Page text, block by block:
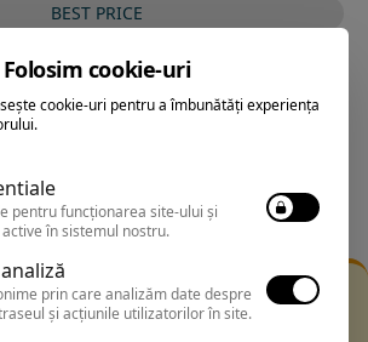
BEST PRICE
Exclusiv Paradis
Stele 1-5
a returnat niciun rezultat
o cautarea mai generala sau alege
Folosim cookie-uri
cookie-uri pentru a îmbunătăți experiența
pentru funcționarea site-ului și
în sistemul nostru.
prin care analizăm date despre
și acțiunile utilizatorilor în site.